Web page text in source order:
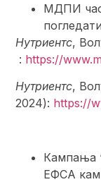
МДПИ
Нутриентс,
: https://
Нутриентс,
2024): https://
Кампања
ЕФСА